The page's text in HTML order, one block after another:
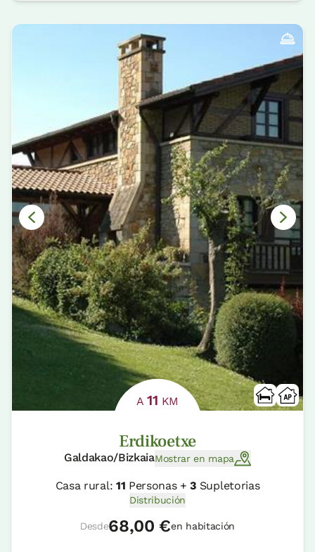
A11 KM
Erdikoetxe
Galdakao/BizkaiaMostrar en mapa
Casa rural: 11 Personas +3 Supletorias
Distribución
Desde68,00 €en habitación